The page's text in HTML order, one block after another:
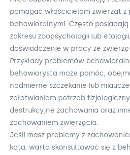
pomagać właścicielom zwierząt z
behawioralnymi. Często
zakresu zoopsychologii lub
doświadczenie w pracy ze
Przykłady problemów
behawiorysta może pomóc,
nadmierne szczekanie lub
załatwianiem potrzeb
destrukcyjne zachowania oraz
zachowaniem zwierzęcia.
Jeśli masz problemy z
kota, warto skonsultować się z